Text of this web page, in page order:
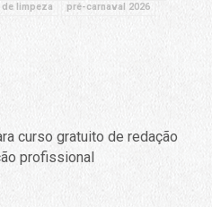
limpeza pré-carnaval 2026
curso gratuito de redação
profissional